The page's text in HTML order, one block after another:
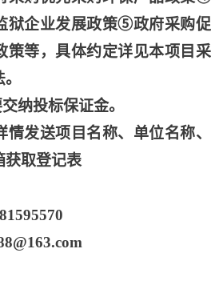
狱企业发展政策⑤政府采购促
策等，具体约定详见本项目采
纳投标保证金。
情发送项目名称、单位名称、
获取登记表